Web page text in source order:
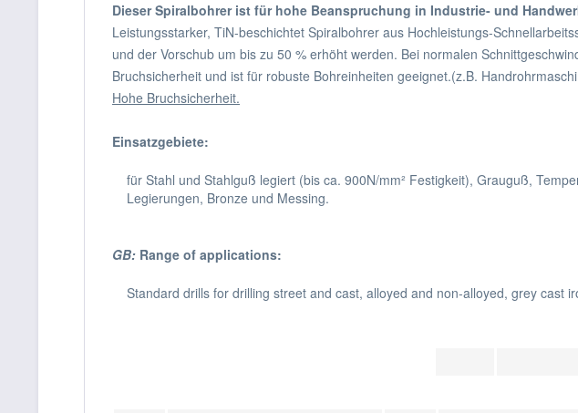
Dieser Spiralbohrer ist für hohe Beanspruchung in Industrie- und
Leistungsstarker, TiN-beschichtet Spiralbohrer aus Hochleistungs-
und der Vorschub um bis zu 50 % erhöht werden. Bei normalen
Bruchsicherheit und ist für robuste Bohreinheiten geeignet.(z.B.
Hohe Bruchsicherheit.
Einsatzgebiete:
für Stahl und Stahlguß legiert (bis ca. 900N/mm² Festigkeit), Grauguß,
Legierungen, Bronze und Messing.
GB: Range of applications:
Standard drills for drilling street and cast, alloyed and non-alloyed, grey cast